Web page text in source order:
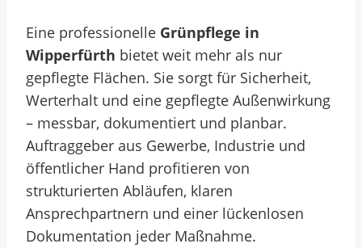
Eine professionelle Grünpflege in
Wipperfürth bietet weit mehr als nur
gepflegte Flächen. Sie sorgt für Sicherheit,
Werterhalt und eine gepflegte Außenwirkung
– messbar, dokumentiert und planbar.
Auftraggeber aus Gewerbe, Industrie und
öffentlicher Hand profitieren von
strukturierten Abläufen, klaren
Ansprechpartnern und einer lückenlosen
Dokumentation jeder Maßnahme.